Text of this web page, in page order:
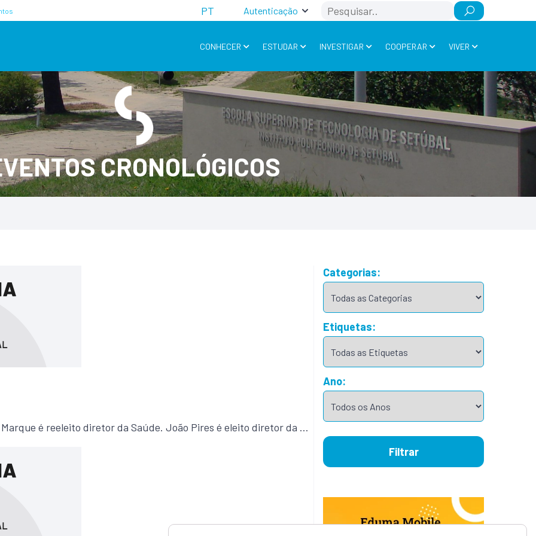
PT Autenticação Search
CONHECER ESTUDAR INVESTIGAR COOPERAR VIVER
CRONOLÓGICOS
é reeleito diretor da Saúde. João Pires é eleito diretor da …
Categorias:
Etiquetas:
Ano:
Filtrar